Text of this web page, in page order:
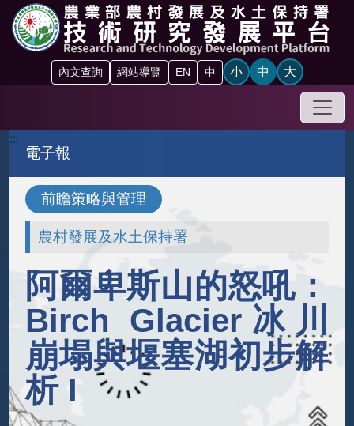
跳到主要內容區塊
內文查詢 網站導覽 EN 中 小 中 大
手機
:::
電子報
前瞻策略與管理
農村發展及水土保持署
阿爾卑斯山的怒吼：
Birch Glacier冰川
崩塌與堰塞湖初步解
析 I